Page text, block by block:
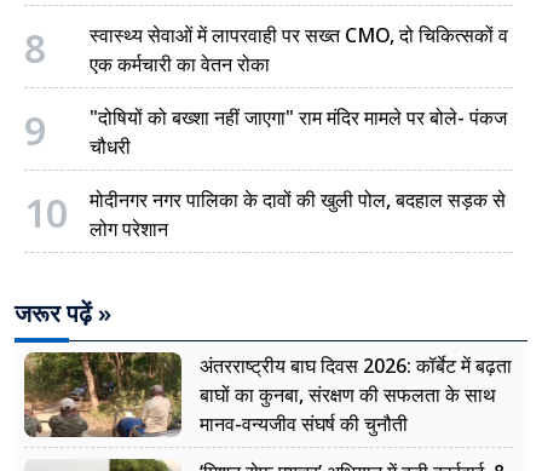
8
स्वास्थ्य सेवाओं में लापरवाही पर सख्त CMO, दो चिकित्सकों व
एक कर्मचारी का वेतन रोका
9
"दोषियों को बख्शा नहीं जाएगा" राम मंदिर मामले पर बोले- पंकज
चौधरी
10
मोदीनगर नगर पालिका के दावों की खुली पोल, बदहाल सड़क से
लोग परेशान
जरूर पढ़ें »
अंतरराष्ट्रीय बाघ दिवस 2026: कॉर्बेट में बढ़ता
बाघों का कुनबा, संरक्षण की सफलता के साथ
मानव-वन्यजीव संघर्ष की चुनौती